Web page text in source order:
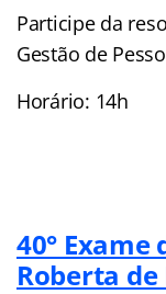
Participe da
Gestão de
Horário: 14h
40°
Roberta de